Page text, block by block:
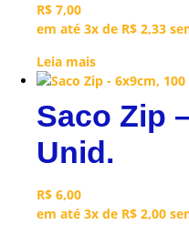
R$ 7,00
em até 3x de R$ 2,33
Leia mais
Saco Zip
Unid.
R$ 6,00
em até 3x de R$ 2,00